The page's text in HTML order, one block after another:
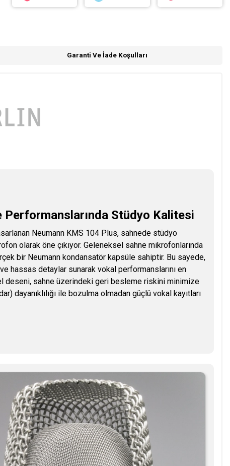
Garanti Ve İade Koşulları
Performanslarında Stüdyo Kalitesi
Neumann KMS 104 Plus, sahnede stüdyo
olarak öne çıkıyor. Geleneksel sahne mikrofonlarında
bir Neumann kondansatör kapsüle sahiptir. Bu sayede,
hassas detaylar sunarak vokal performanslarını en
deseni, sahne üzerindeki geri besleme riskini minimize
dayanıklılığı ile bozulma olmadan güçlü vokal kayıtları